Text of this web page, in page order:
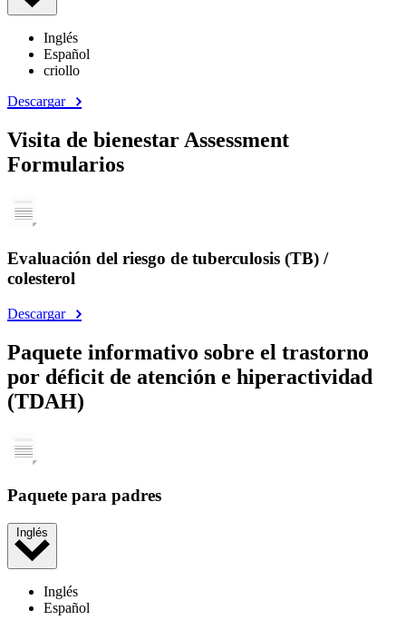
Inglés
Español
criollo
Descargar
Visita de bienestar Assessment
Formularios
Evaluación del riesgo de tuberculosis (TB) /
colesterol
Descargar
Paquete informativo sobre el trastorno
por déficit de atención e hiperactividad
(TDAH)
Paquete para padres
Inglés
Inglés
Español